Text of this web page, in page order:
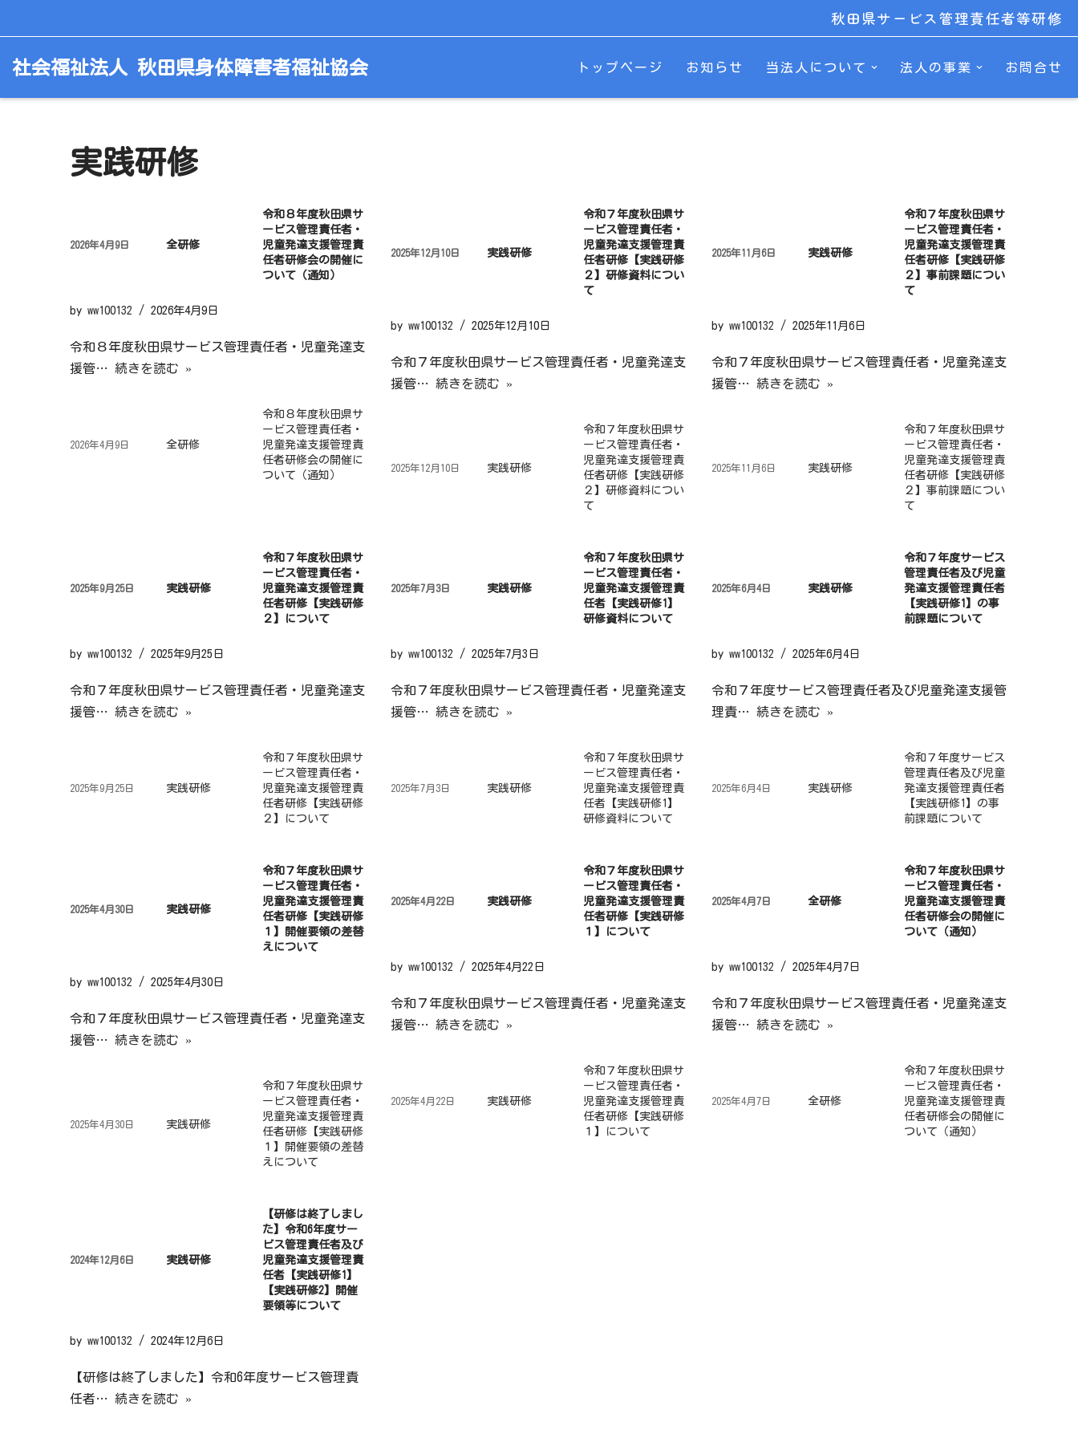
ン
秋田県サービス管理責任者等研修
社会福祉法人 秋田県身体障害者福祉協会 トップページ お知らせ 当法人について 法人の事業 お問合せ
実践研修
2026年4月9日 全研修
令和８年度秋田県サ
ービス管理責任者・
児童発達支援管理責
任者研修会の開催に
ついて（通知）
by ww100132 2026年4月9日
令和８年度秋田県サービス管理責任者・児童発達支
援管… 続きを読む »
2026年4月9日 全研修
令和８年度秋田県サ
ービス管理責任者・
児童発達支援管理責
任者研修会の開催に
ついて（通知）
2025年12月10日 実践研修
令和７年度秋田県サ
ービス管理責任者・
児童発達支援管理責
任者研修【実践研修
２】研修資料につい
て
by ww100132 2025年12月10日
令和７年度秋田県サービス管理責任者・児童発達支
援管… 続きを読む »
2025年12月10日 実践研修
令和７年度秋田県サ
ービス管理責任者・
児童発達支援管理責
任者研修【実践研修
２】研修資料につい
て
2025年11月6日 実践研修
令和７年度秋田県サ
ービス管理責任者・
児童発達支援管理責
任者研修【実践研修
２】事前課題につい
て
by ww100132 2025年11月6日
令和７年度秋田県サービス管理責任者・児童発達支
援管… 続きを読む »
2025年11月6日 実践研修
令和７年度秋田県サ
ービス管理責任者・
児童発達支援管理責
任者研修【実践研修
２】事前課題につい
て
2025年9月25日 実践研修
令和７年度秋田県サ
ービス管理責任者・
児童発達支援管理責
任者研修【実践研修
２】について
by ww100132 2025年9月25日
令和７年度秋田県サービス管理責任者・児童発達支
援管… 続きを読む »
2025年9月25日 実践研修
令和７年度秋田県サ
ービス管理責任者・
児童発達支援管理責
任者研修【実践研修
２】について
2025年7月3日 実践研修
令和７年度秋田県サ
ービス管理責任者・
児童発達支援管理責
任者【実践研修1】
研修資料について
by ww100132 2025年7月3日
令和７年度秋田県サービス管理責任者・児童発達支
援管… 続きを読む »
2025年7月3日 実践研修
令和７年度秋田県サ
ービス管理責任者・
児童発達支援管理責
任者【実践研修1】
研修資料について
2025年6月4日 実践研修
令和７年度サービス
管理責任者及び児童
発達支援管理責任者
【実践研修1】の事
前課題について
by ww100132 2025年6月4日
令和７年度サービス管理責任者及び児童発達支援管
理責… 続きを読む »
2025年6月4日 実践研修
令和７年度サービス
管理責任者及び児童
発達支援管理責任者
【実践研修1】の事
前課題について
2025年4月30日 実践研修
令和７年度秋田県サ
ービス管理責任者・
児童発達支援管理責
任者研修【実践研修
１】開催要領の差替
えについて
by ww100132 2025年4月30日
令和７年度秋田県サービス管理責任者・児童発達支
援管… 続きを読む »
2025年4月30日 実践研修
令和７年度秋田県サ
ービス管理責任者・
児童発達支援管理責
任者研修【実践研修
１】開催要領の差替
えについて
2025年4月22日 実践研修
令和７年度秋田県サ
ービス管理責任者・
児童発達支援管理責
任者研修【実践研修
１】について
by ww100132 2025年4月22日
令和７年度秋田県サービス管理責任者・児童発達支
援管… 続きを読む »
2025年4月22日 実践研修
令和７年度秋田県サ
ービス管理責任者・
児童発達支援管理責
任者研修【実践研修
１】について
2025年4月7日 全研修
令和７年度秋田県サ
ービス管理責任者・
児童発達支援管理責
任者研修会の開催に
ついて（通知）
by ww100132 2025年4月7日
令和７年度秋田県サービス管理責任者・児童発達支
援管… 続きを読む »
2025年4月7日 全研修
令和７年度秋田県サ
ービス管理責任者・
児童発達支援管理責
任者研修会の開催に
ついて（通知）
2024年12月6日 実践研修
【研修は終了しまし
た】令和6年度サー
ビス管理責任者及び
児童発達支援管理責
任者【実践研修1】
【実践研修2】開催
要領等について
by ww100132 2024年12月6日
【研修は終了しました】令和6年度サービス管理責
任者… 続きを読む »